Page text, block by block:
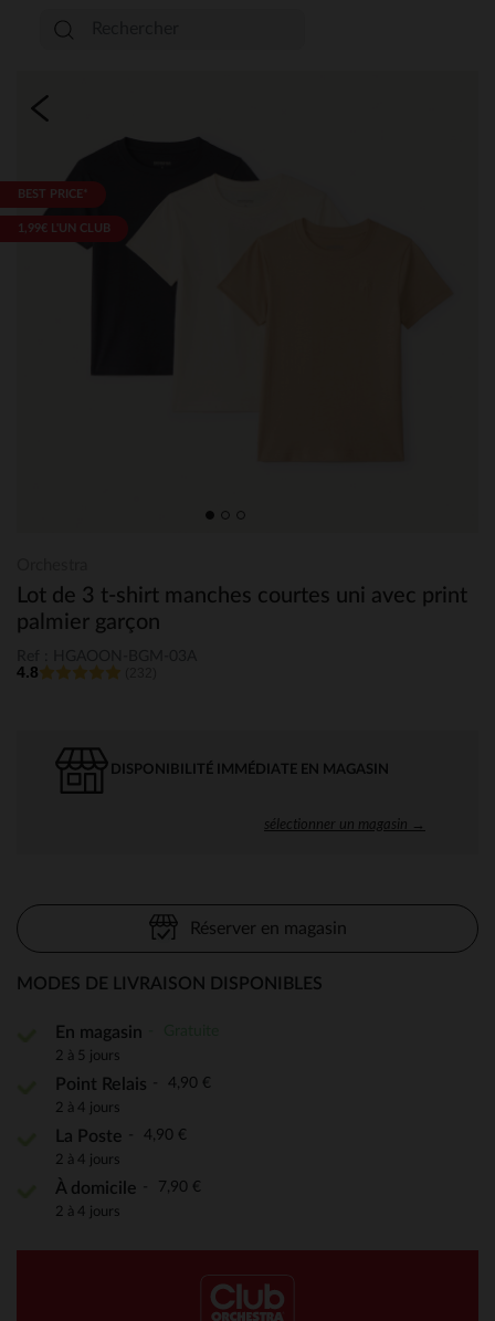
BEST PRICE*
1,99€ L'UN CLUB
Lot de 3 t-shirt manches courtes uni avec print
palmier garçon
4.8
DISPONIBILITÉ IMMÉDIATE EN MAGASIN
sélectionner un magasin →
Réserver en magasin
MODES DE LIVRAISON DISPONIBLES
En magasin
2 à 5 jours
Point Relais 4,90 €
2 à 4 jours
La Poste 4,90 €
2 à 4 jours
À domicile 7,90 €
2 à 4 jours